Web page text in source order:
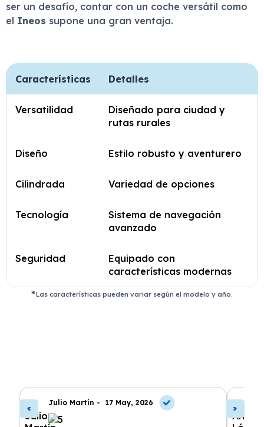
ser un desafío, contar con un coche versátil como
el Ineos supone una gran ventaja.
Características Detalles
Versatilidad
Diseñado para ciudad y
rutas rurales
Diseño Estilo robusto y aventurero
Cilindrada Variedad de opciones
Tecnología
Sistema de navegación
avanzado
Seguridad
Equipado con
características modernas
Las características pueden variar según el modelo y año.
Julio Martín - 17 May, 2026